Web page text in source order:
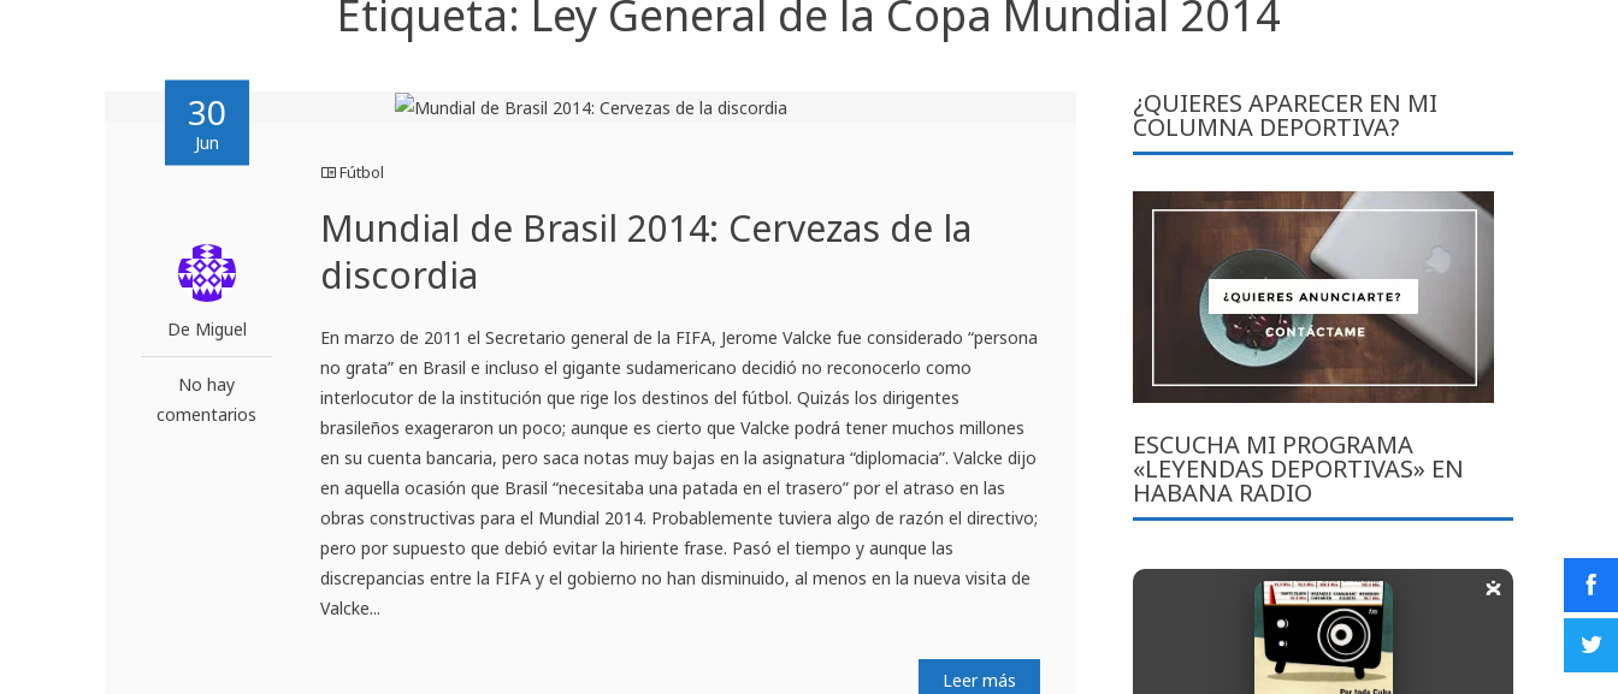
Etiqueta: Ley General de la Copa Mundial 2014
30
Jun
De Miguel
No hay
comentarios
Fútbol
Mundial de Brasil 2014: Cervezas de la
discordia
En marzo de 2011 el Secretario general de la FIFA, Jerome Valcke fue considerado “persona
no grata” en Brasil e incluso el gigante sudamericano decidió no reconocerlo como
interlocutor de la institución que rige los destinos del fútbol. Quizás los dirigentes
brasileños exageraron un poco; aunque es cierto que Valcke podrá tener muchos millones
en su cuenta bancaria, pero saca notas muy bajas en la asignatura “diplomacia”. Valcke dijo
en aquella ocasión que Brasil “necesitaba una patada en el trasero” por el atraso en las
obras constructivas para el Mundial 2014. Probablemente tuviera algo de razón el directivo;
pero por supuesto que debió evitar la hiriente frase. Pasó el tiempo y aunque las
discrepancias entre la FIFA y el gobierno no han disminuido, al menos en la nueva visita de
Valcke...
Leer más
¿QUIERES APARECER EN MI
COLUMNA DEPORTIVA?
ESCUCHA MI PROGRAMA
«LEYENDAS DEPORTIVAS» EN
HABANA RADIO